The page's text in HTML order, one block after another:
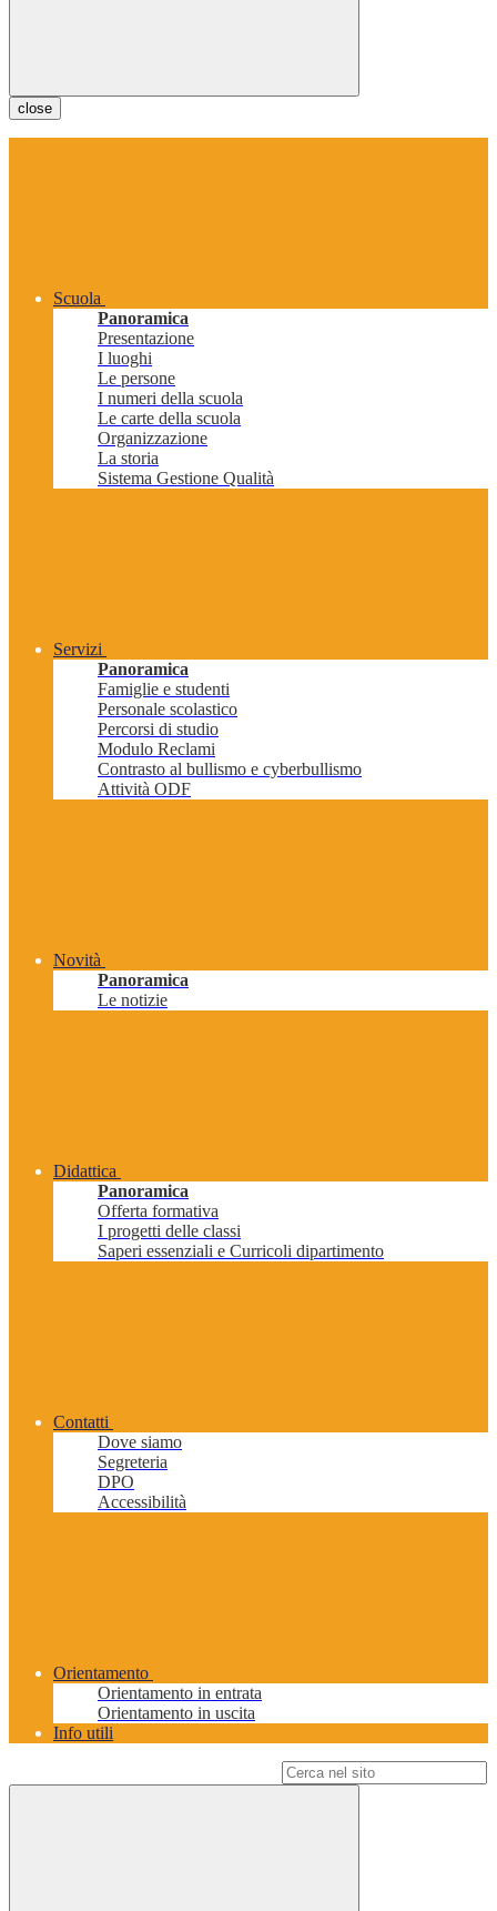
close
Scuola
Panoramica
Presentazione
I luoghi
Le persone
I numeri della scuola
Le carte della scuola
Organizzazione
La storia
Sistema Gestione Qualità
Servizi
Panoramica
Famiglie e studenti
Personale scolastico
Percorsi di studio
Modulo Reclami
Contrasto al bullismo e cyberbullismo
Attività ODF
Novità
Panoramica
Le notizie
Didattica
Panoramica
Offerta formativa
I progetti delle classi
Saperi essenziali e Curricoli dipartimento
Contatti
Dove siamo
Segreteria
DPO
Accessibilità
Orientamento
Orientamento in entrata
Orientamento in uscita
Info utili